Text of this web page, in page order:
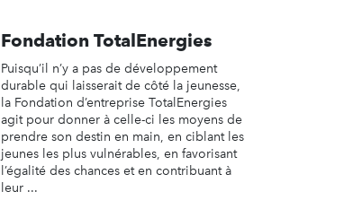
Fondation TotalEnergies
Puisqu’il n’y a pas de développement
durable qui laisserait de côté la jeunesse,
la Fondation d’entreprise TotalEnergies
agit pour donner à celle-ci les moyens de
prendre son destin en main, en ciblant les
jeunes les plus vulnérables, en favorisant
l’égalité des chances et en contribuant à
leur ...